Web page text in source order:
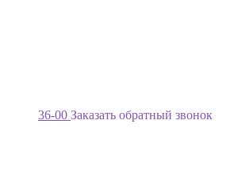
36-00 Заказать обратный звонок